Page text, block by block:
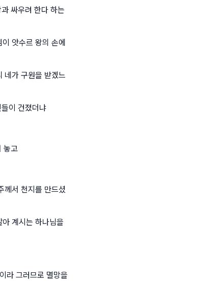
싸우려 한다 하는
앗수르 왕의 손에
네가 구원을 받겠느
이 건졌더냐
놓고
께서 천지를 만드셨
계시는 하나님을
라 그러므로 멸망을